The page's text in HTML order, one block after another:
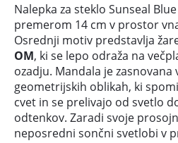
Nalepka za steklo Sunseal
premerom 14 cm v prostor
Osrednji motiv predstavlja
OM, ki se lepo odraža na
ozadju. Mandala je zasnovana
geometrijskih oblikah, ki
cvet in se prelivajo od svetlo
odtenkov. Zaradi svoje
neposredni sončni svetlobi v